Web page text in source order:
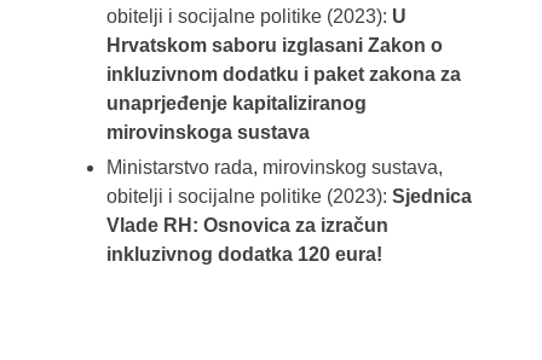
obitelji i socijalne politike (2023): U
Hrvatskom saboru izglasani Zakon o
inkluzivnom dodatku i paket zakona za
unaprjeđenje kapitaliziranog
mirovinskoga sustava
Ministarstvo rada, mirovinskog sustava,
obitelji i socijalne politike (2023): Sjednica
Vlade RH: Osnovica za izračun
inkluzivnog dodatka 120 eura!